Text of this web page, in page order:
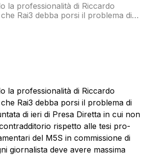
la professionalità di Riccardo
Rai3 debba porsi il problema di
contradditorio rispetto alle tesi pro-
del M5S in commissione di
ma i direttori […]
la professionalità di Riccardo
Rai3 debba porsi il problema di
di ieri di Presa Diretta in cui non
rispetto alle tesi pro-
del M5S in commissione di
giornalista deve avere massima